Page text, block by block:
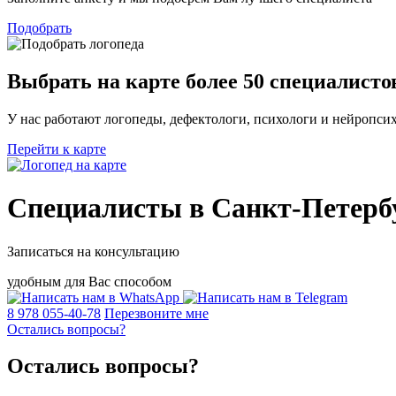
Подобрать
Выбрать на карте более 50
У нас работают логопеды, дефектологи, психологи и
Перейти к карте
Специалисты в Санкт-
Записаться на консультацию
удобным для Вас способом
8 978 055-40-78 Перезвоните мне
Остались вопросы?
Остались вопросы?